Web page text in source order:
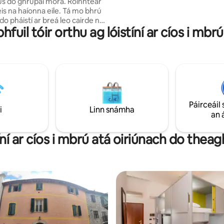
na haíonna eile. Tá mo bhrú
nua
Tá go leor spartan sna
5 leaba an ceann acu, le
srl. feistithe sa chistin
Táimid 45 nóiméad/1 uair
an mbus ó Amalfi.
Oronzo Square, Duomo Square
Santa Croce.
tóir orthu ag lóistíní ar cíos i
Linn snámha
Páirceáil
an
ar cíos i mbrú atá oiriúnach do